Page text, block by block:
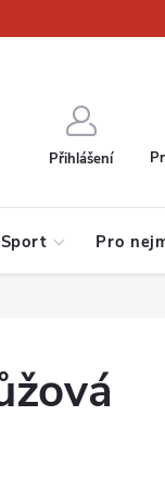
Přihlášení
Sport Pro